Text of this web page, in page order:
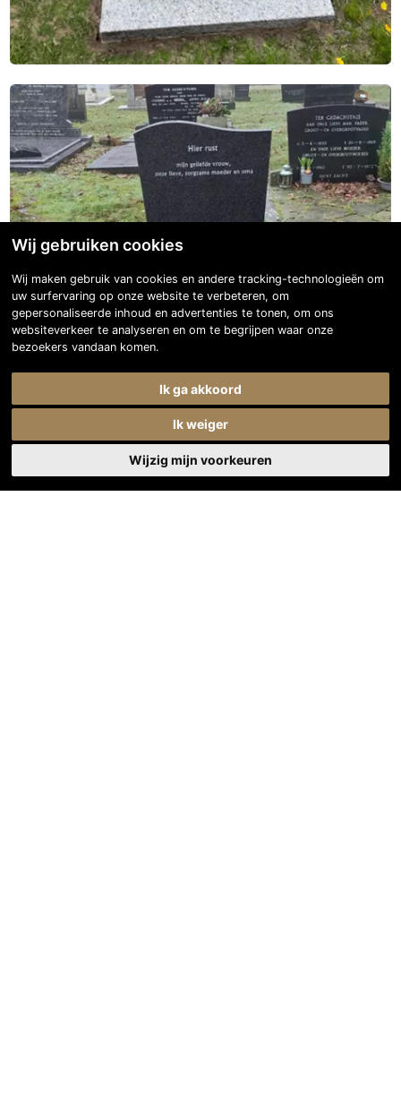
Wij gebruiken cookies
Wij maken gebruik van cookies en andere tracking-technologieën om
uw surfervaring op onze website te verbeteren, om
gepersonaliseerde inhoud en advertenties te tonen, om ons
websiteverkeer te analyseren en om te begrijpen waar onze
bezoekers vandaan komen.
Ik ga akkoord
Ik weiger
Wijzig mijn voorkeuren